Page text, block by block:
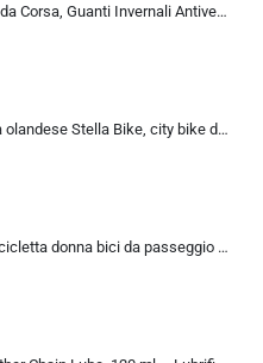
BLUEVER Guanti da Corsa, Guanti Invernali Antivento Touchscreen Guanti Sportivi Caldi Antiscivolo Idrorepellenti per Uomo Don
Licorne Bicicletta olandese Stella Bike, city bike da 24,26 e 28 pollici, adatta sia a uomini che a donne, con cambio a 21 marce, Bambina Donna, bianco, 26
Cicli Tessari – bicicletta donna bici da passeggio city bike 26 cambio 6 velocita’ telaio basso cesto in vimini vintage con b